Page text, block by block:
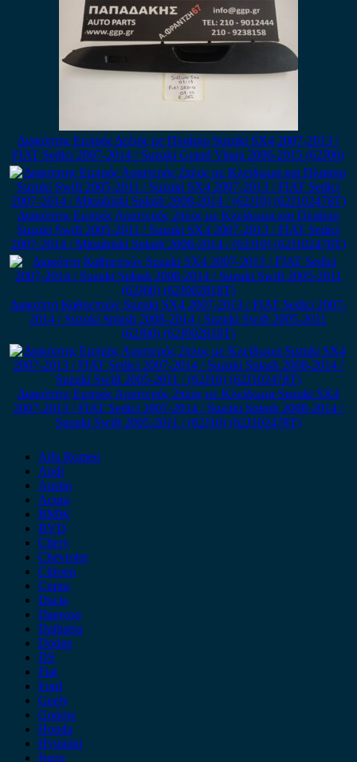
Διακόπτης Εμπρός Δεξιός με Πλαίσιο Suzuki SX4 2007-2013 /
FIAT Sedici 2007-2014 / Suzuki Grand Vitara 2006-2015 (62J00)
Διακόπτης Εμπρός Αριστερός 2πλος με Κλείδωμα και Πλαίσιο
Suzuki Swift 2005-2011 / Suzuki SX4 2007-2013 / FIAT Sedici
2007-2014 / Mitsubishi Splash 2008-2014 / (62J10) (62J102478T)
Διακόπτη Καθρεπτών Suzuki SX4 2007-2013 / FIAT Sedici 2007-
2014 / Suzuki Splash 2008-2014 / Suzuki Swift 2005-2011
(62J00) (62J002818T)
Διακόπτης Εμπρός Αριστερός 2πλος με Κλείδωμα Suzuki SX4
2007-2013 / FIAT Sedici 2007-2014 / Suzuki Splash 2008-2014 /
Suzuki Swift 2005-2011 / (62J10) (62J102478T)
Alfa Romeo
Audi
Austin
Acura
BMW
BYD
Chery
Chevrolet
Citroen
Cupra
Dacia
Daewoo
Daihatsu
Dodge
DS
Fiat
Ford
Geely
Gonow
Honda
Hyundai
Isuzu